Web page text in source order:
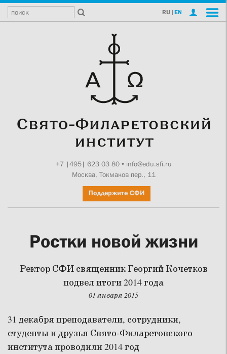
RU | EN
+7 |495| 623 03 80• info@edu.sfi.ru
Москва, Токмаков пер., 11
Поддержите СФИ
Ростки новой жизни
Ректор СФИ священник Георгий Кочетков
подвел итоги 2014 года
01 января 2015
31 декабря преподаватели, сотрудники,
студенты и друзья Свято-Филаретовского
института проводили 2014 год